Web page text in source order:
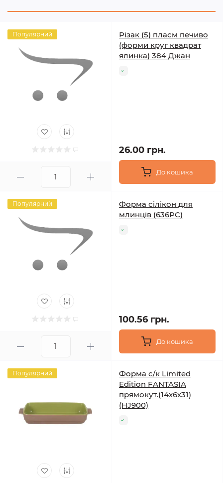
Популярний
Різак (5) пласм печиво
(форми круг квадрат
ялинка) 384 Джан
26.00 грн.
До кошика
Популярний
Форма сілікон для
млинців (636PC)
100.56 грн.
До кошика
Популярний
Форма с/к Limited
Edition FANTASIA
прямокут.(14х6х31)
(HJ900)